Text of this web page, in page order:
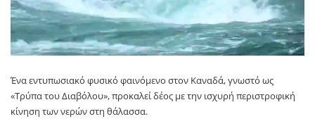
Ένα εντυπωσιακό φυσικό φαινόμενο στον Καναδά, γνωστό ως
«Τρύπα του Διαβόλου», προκαλεί δέος με την ισχυρή περιστροφική
κίνηση των νερών στη θάλασσα.